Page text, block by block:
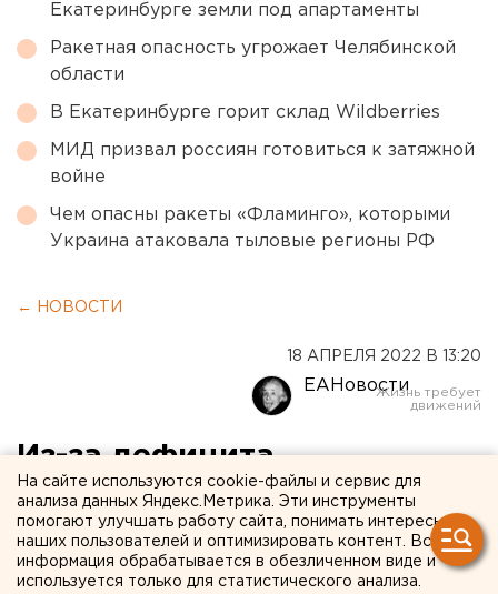
Екатеринбурге земли под апартаменты
Ракетная опасность угрожает Челябинской
области
В Екатеринбурге горит склад Wildberries
МИД призвал россиян готовиться к затяжной
войне
Чем опасны ракеты «Фламинго», которыми
Украина атаковала тыловые регионы РФ
← НОВОСТИ
18 АПРЕЛЯ 2022 В 13:20
ЕАНовости
Из-за дефицита
электроники «М.Видео»
откажется от части складов
в городах РФ, включая
На сайте используются cookie-файлы и сервис для
анализа данных Яндекс.Метрика. Эти инструменты
помогают улучшать работу сайта, понимать интересы
наших пользователей и оптимизировать контент. Вся
информация обрабатывается в обезличенном виде и
используется только для статистического анализа.